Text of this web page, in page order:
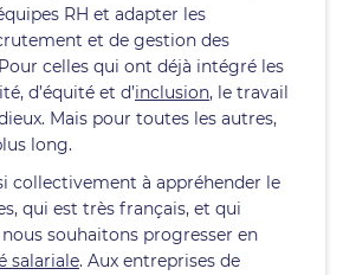
RH et adapter les
et de gestion des
celles qui ont déjà intégré les
d’équité et d’inclusion, le travail
Mais pour toutes les autres,
long.
collectivement à appréhender le
qui est très français, et qui
souhaitons progresser en
salariale. Aux entreprises de